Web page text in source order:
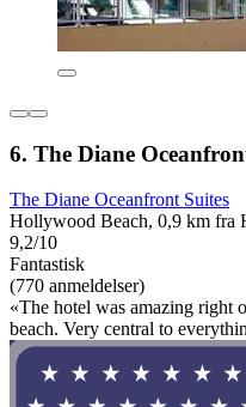
6. The Diane
The Diane Oceanfront Suites
Hollywood Beach, 0,9 km fra
9,2/10
Fantastisk
(770 anmeldelser)
«The hotel was amazing right
beach. Very central to